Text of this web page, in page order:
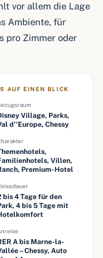
vor allem die Lage
Ambiente, für
pro Zimmer oder
AUF EINEN BLICK
Village, Parks,
d''Europe, Chessy
Villen,
Premium-Hotel
bis 4 Tage für den
4 bis 5 Tage mit
A bis Marne-la-
– Chessy, Auto